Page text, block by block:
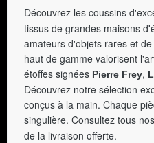
Découvrez les coussins
tissus de grandes maisons
amateurs d'objets rares et
haut de gamme valorisent
étoffes signées Pierre Frey,
Découvrez notre sélection
conçus à la main. Chaque
singulière. Consultez tous nos
de la livraison offerte.